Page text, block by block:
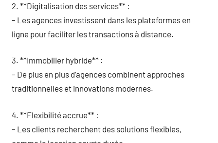
2. **Digitalisation des services** :
– Les agences investissent dans les plateformes en
ligne pour faciliter les transactions à distance.
3. **Immobilier hybride** :
– De plus en plus d’agences combinent approches
traditionnelles et innovations modernes.
4. **Flexibilité accrue** :
– Les clients recherchent des solutions flexibles,